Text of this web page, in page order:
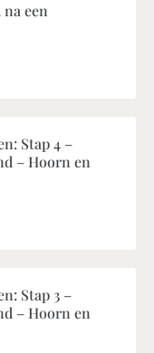
een
Stap 4 –
– Hoorn en
Stap 3 –
– Hoorn en